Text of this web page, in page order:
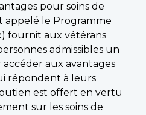
pour soins de
appelé le Programme
fournit aux vétérans
admissibles un
aux avantages
répondent à leurs
est offert en vertu
sur les soins de